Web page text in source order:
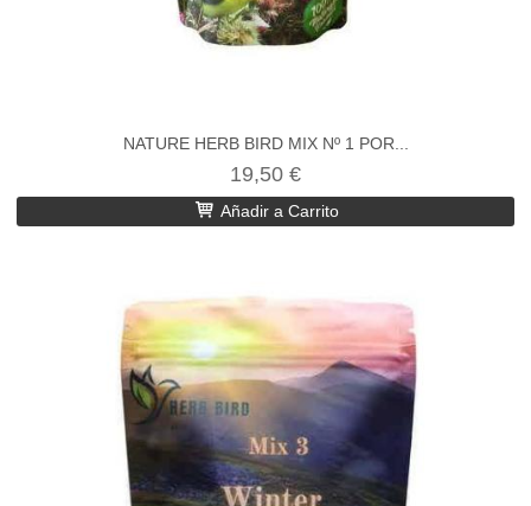
NATURE HERB BIRD MIX Nº 1 POR...
19,50 €
Añadir a Carrito